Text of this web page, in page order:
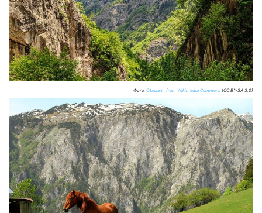
Фото: Otaulant, from Wikimedia Commons (CC BY-SA 3.0)